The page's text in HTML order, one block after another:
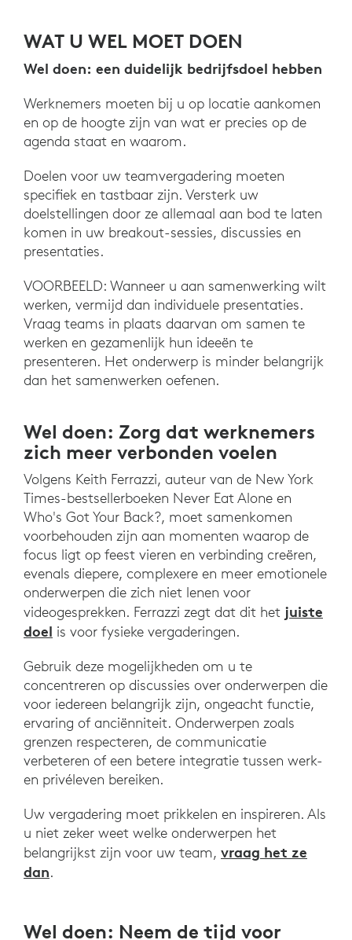
WAT U WEL MOET DOEN
Wel doen: een duidelijk bedrijfsdoel hebben
Werknemers moeten bij u op locatie aankomen
en op de hoogte zijn van wat er precies op de
agenda staat en waarom.
Doelen voor uw teamvergadering moeten
specifiek en tastbaar zijn. Versterk uw
doelstellingen door ze allemaal aan bod te laten
komen in uw breakout-sessies, discussies en
presentaties.
VOORBEELD: Wanneer u aan samenwerking wilt
werken, vermijd dan individuele presentaties.
Vraag teams in plaats daarvan om samen te
werken en gezamenlijk hun ideeën te
presenteren. Het onderwerp is minder belangrijk
dan het samenwerken oefenen.
Wel doen: Zorg dat werknemers
zich meer verbonden voelen
Volgens Keith Ferrazzi, auteur van de New York
Times-bestsellerboeken Never Eat Alone en
Who's Got Your Back?, moet samenkomen
voorbehouden zijn aan momenten waarop de
focus ligt op feest vieren en verbinding creëren,
evenals diepere, complexere en meer emotionele
onderwerpen die zich niet lenen voor
videogesprekken. Ferrazzi zegt dat dit het juiste
doel is voor fysieke vergaderingen.
Gebruik deze mogelijkheden om u te
concentreren op discussies over onderwerpen die
voor iedereen belangrijk zijn, ongeacht functie,
ervaring of anciënniteit. Onderwerpen zoals
grenzen respecteren, de communicatie
verbeteren of een betere integratie tussen werk-
en privéleven bereiken.
Uw vergadering moet prikkelen en inspireren. Als
u niet zeker weet welke onderwerpen het
belangrijkst zijn voor uw team, vraag het ze
dan.
Wel doen: Neem de tijd voor